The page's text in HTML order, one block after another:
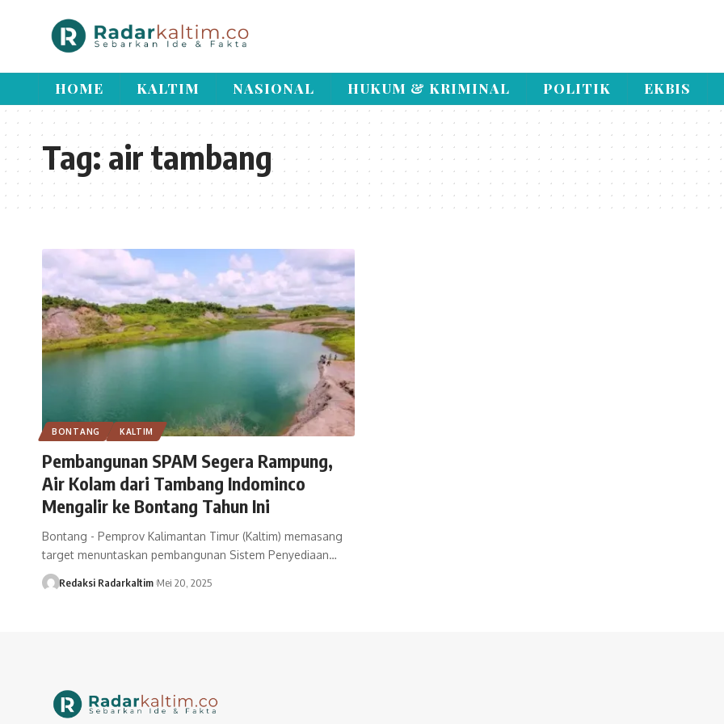
HOME KALTIM NASIONAL HUKUM & KRIMINAL POLITIK EKBIS
Tag:air tambang
BONTANG KALTIM
Pembangunan SPAM Segera Rampung,
Air Kolam dari Tambang Indominco
Mengalir ke Bontang Tahun Ini
Bontang - Pemprov Kalimantan Timur (Kaltim) memasang
target menuntaskan pembangunan Sistem Penyediaan…
Redaksi Radarkaltim Mei 20, 2025